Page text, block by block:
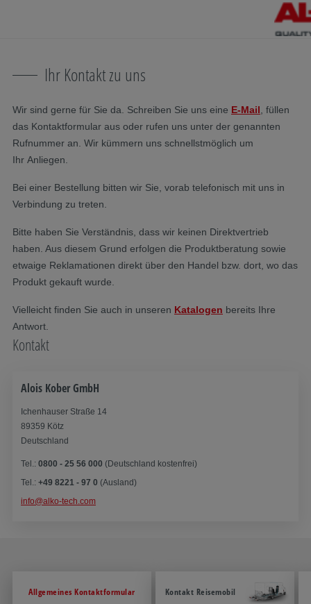
Ihr Kontakt zu uns
Wir sind gerne für Sie da. Schreiben Sie uns eine E-Mail , füllen
das Kontaktformular aus oder rufen uns unter der genannten
Rufnummer an. Wir kümmern uns schnellstmöglich um
Ihr Anliegen.
Bei einer Bestellung bitten wir Sie, vorab telefonisch mit uns in
Verbindung zu treten.
Bitte haben Sie Verständnis, dass wir keinen Direktvertrieb
haben. Aus diesem Grund erfolgen die Produktberatung sowie
etwaige Reklamationen direkt über den Handel bzw. dort, wo das
Produkt gekauft wurde.
Vielleicht finden Sie auch in unseren Katalogen bereits Ihre
Antwort.
Kontakt
Alois Kober GmbH
Ichenhauser Straße 14
89359 Kötz
Deutschland
Tel.: 0800 - 25 56 000 (Deutschland kostenfrei)
Tel.: +49 8221 - 97 0 (Ausland)
info@alko-tech.com
Allgemeines Kontaktformular Kontakt Reisemobil